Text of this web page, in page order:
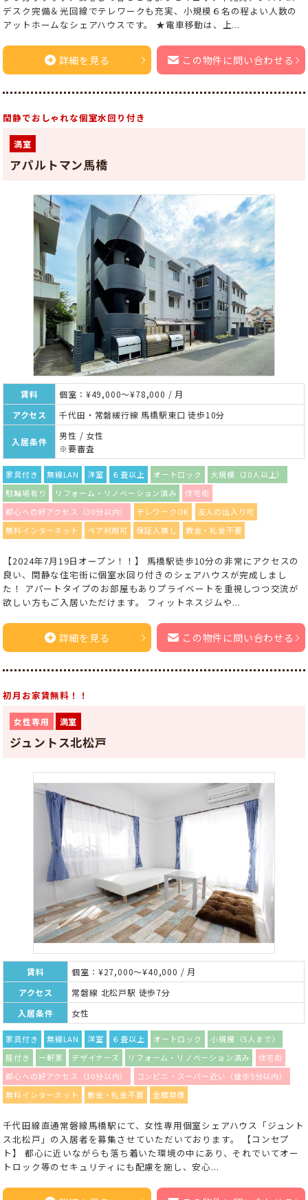
デスク完備＆光回線でテレワークも充実、小規模６名の程よい人数の
アットホームなシェアハウスです。 ★電車移動は、上...
詳細を見る この物件に問い合わせる
閑静でおしゃれな個室水回り付き
満室
アパルトマン馬橋
賃料
個室：¥49,000～¥78,000 / 月
アクセス
千代田・常磐緩行線 馬橋駅東口 徒歩10分
入居条件
男性 / 女性
※要審査
家具付き 無線LAN 洋室 ６畳以上 オートロック
大規模（20人以上）
駐輪場有り
リフォーム・リノベーション済み
住宅街
都心への好アクセス（30分以内）
テレワークOK
友人の出入り可
無料インターネット
ペア利用可 保証人無し 敷金・礼金不要
【2024年7月19日オープン！！】 馬橋駅徒歩10分の非常にアクセスの
良い、閑静な住宅街に個室水回り付きのシェアハウスが完成しまし
た！ アパートタイプのお部屋もありプライベートを重視しつつ交流が
欲しい方もご入居いただけます。 フィットネスジムや...
詳細を見る この物件に問い合わせる
初月お家賃無料！！
女性専用 満室
ジュントス北松戸
賃料
個室：¥27,000～¥40,000 / 月
アクセス
常磐線 北松戸駅 徒歩7分
入居条件
女性
家具付き 無線LAN 洋室 ６畳以上 オートロック
小規模（5人まで）
庭付き
一軒家 デザイナーズ リフォーム・リノベーション済み
住宅街
都心への好アクセス（30分以内）
コンビニ・スーパー近い（徒歩5分以内）
無料インターネット
敷金・礼金不要 全館禁煙
千代田線直通常磐線馬橋駅にて、女性専用個室シェアハウス「ジュント
ス北松戸」の入居者を募集させていただいております。 【コンセプ
ト】 都心に近いながらも落ち着いた環境の中にあり、それでいてオー
トロック等のセキュリティにも配慮を施し、安心...